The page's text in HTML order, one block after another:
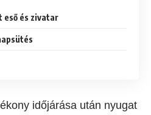
eső és zivatar
időjárása után nyugat